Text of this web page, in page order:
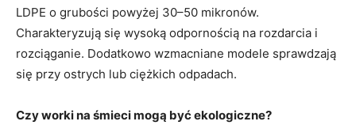
LDPE o grubości powyżej 30–50 mikronów.
Charakteryzują się wysoką odpornością na rozdarcia i
rozciąganie. Dodatkowo wzmacniane modele sprawdzają
się przy ostrych lub ciężkich odpadach.
Czy worki na śmieci mogą być ekologiczne?